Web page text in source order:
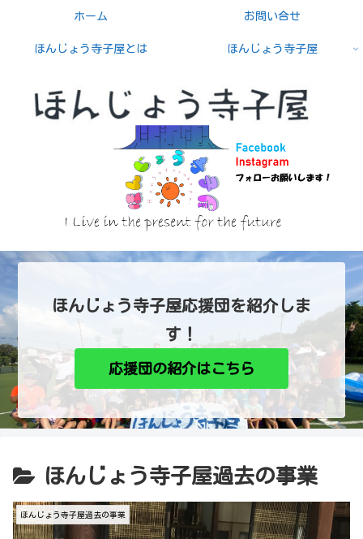
ホーム お問い合せ
ほんじょう寺子屋とは ほんじょう寺子屋
ほんじょう寺子屋応援団を紹介しま
す！
応援団の紹介はこちら
ほんじょう寺子屋過去の事業
ほんじょう寺子屋過去の事業